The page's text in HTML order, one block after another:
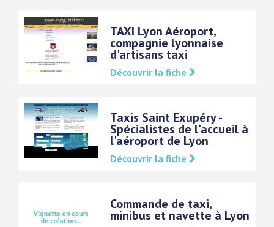
TAXI Lyon Aéroport,
compagnie lyonnaise
d'artisans taxi
Découvrir la fiche
Taxis Saint Exupéry -
Spécialistes de l'accueil à
l'aéroport de Lyon
Découvrir la fiche
Commande de taxi,
minibus et navette à Lyon